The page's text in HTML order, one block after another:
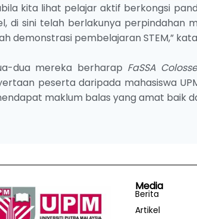
kita lihat pelajar aktif berkongsi
di sini telah berlakunya perpindahan
demonstrasi pembelajaran STEM,”
dua mereka berharap FaSSA
peserta daripada mahasiswa
maklum balas yang amat baik
Media
Berita
Artikel